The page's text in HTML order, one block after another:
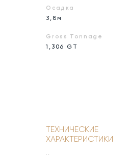
Осадка
3,8м
Gross Tonnage
1,306 GT
ТЕХНИЧЕСКИЕ
ХАРАКТЕРИСТИКИ